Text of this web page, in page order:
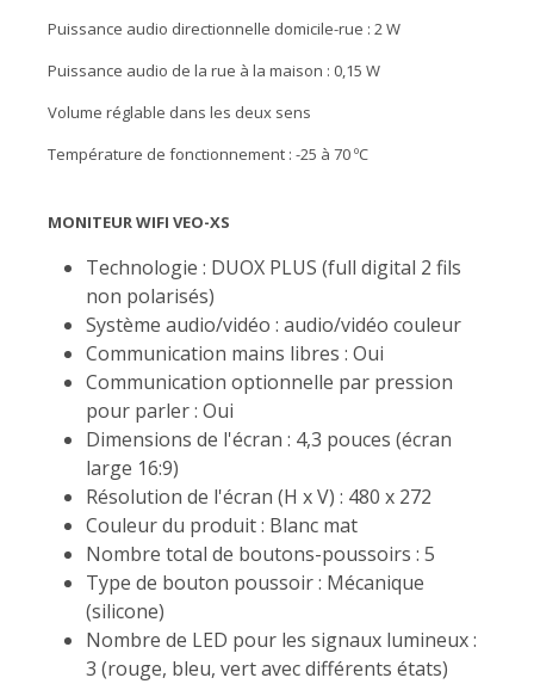
Puissance audio directionnelle domicile-rue : 2 W
Puissance audio de la rue à la maison : 0,15 W
Volume réglable dans les deux sens
Température de fonctionnement : -25 à 70 ºC
MONITEUR WIFI VEO-XS
Technologie : DUOX PLUS (full digital 2 fils
non polarisés)
Système audio/vidéo : audio/vidéo couleur
Communication mains libres : Oui
Communication optionnelle par pression
pour parler : Oui
Dimensions de l'écran : 4,3 pouces (écran
large 16:9)
Résolution de l'écran (H x V) : 480 x 272
Couleur du produit : Blanc mat
Nombre total de boutons-poussoirs : 5
Type de bouton poussoir : Mécanique
(silicone)
Nombre de LED pour les signaux lumineux :
3 (rouge, bleu, vert avec différents états)